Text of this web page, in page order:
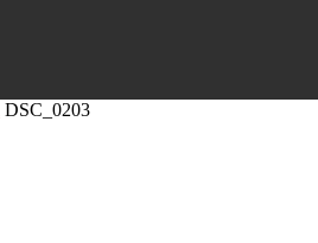
DSC_0203